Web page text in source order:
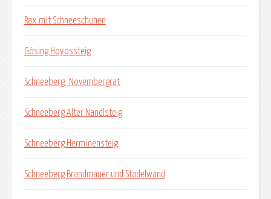
Rax mit Schneeschuhen
Gösing Hoyossteig
Schneeberg_Novembergrat
Schneeberg Alter Nandlsteig
Schneeberg Herminensteig
Schneeberg Brandmauer und Stadelwand